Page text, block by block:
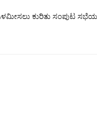
ಕುರಿತು ಸಂಪುಟ